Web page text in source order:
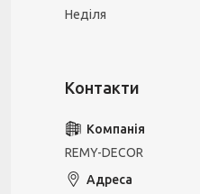
Неділя
REMY-DECOR